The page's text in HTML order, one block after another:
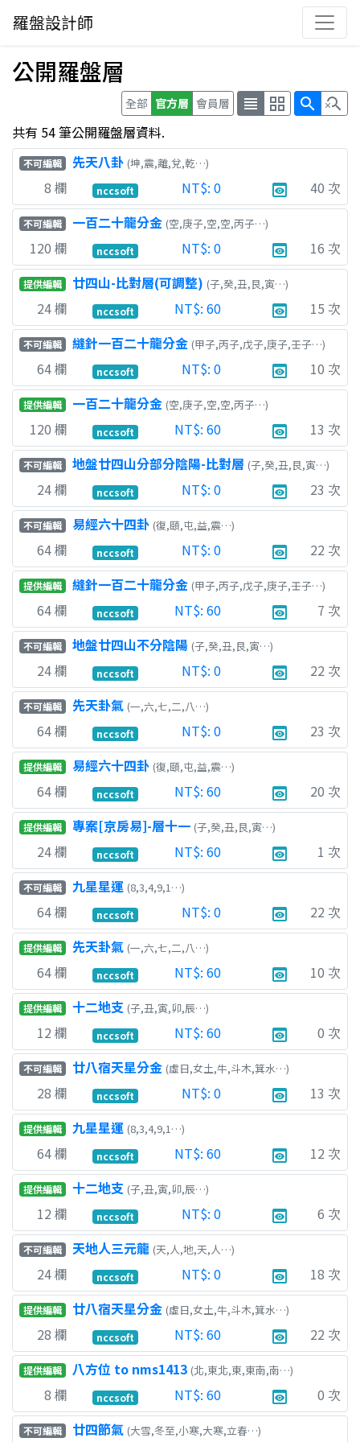
羅盤設計師
公開羅盤層
全部 官方層 會員層 view_headline grid_view search search_off
共有 54 筆公開羅盤層資料.
不可編輯 先天八卦 (坤,震,離,兌,乾…)
8 欄 nccsoft NT$: 0 preview 40 次
不可編輯 一百二十龍分金 (空,庚子,空,空,丙子…)
120 欄 nccsoft NT$: 0 preview 16 次
提供編輯 廿四山-比對層(可調整) (子,癸,丑,艮,寅…)
24欄 nccsoft NT$: 60 preview 15 次
不可編輯 縫針一百二十龍分金 (甲子,丙子,戊子,庚子,壬子…)
64欄 nccsoft NT$: 0 preview 10 次
提供編輯 一百二十龍分金 (空,庚子,空,空,丙子…)
120 欄 nccsoft NT$: 60 preview 13 次
不可編輯 地盤廿四山分部分陰陽-比對層 (子,癸,丑,艮,寅…)
24欄 nccsoft NT$: 0 preview 23 次
不可編輯 易經六十四卦 (復,頤,屯,益,震…)
64欄 nccsoft NT$: 0 preview 22 次
提供編輯 縫針一百二十龍分金 (甲子,丙子,戊子,庚子,壬子…)
64欄 nccsoft NT$: 60 preview 7 次
不可編輯 地盤廿四山不分陰陽 (子,癸,丑,艮,寅…)
24欄 nccsoft NT$: 0 preview 22 次
不可編輯 先天卦氣 (一,六,七,二,八…)
64欄 nccsoft NT$: 0 preview 23 次
提供編輯 易經六十四卦 (復,頤,屯,益,震…)
64欄 nccsoft NT$: 60 preview 20 次
提供編輯 專案[京房易]-層十一 (子,癸,丑,艮,寅…)
24欄 nccsoft NT$: 60 preview 1 次
不可編輯 九星星運 (8,3,4,9,1…)
64欄 nccsoft NT$: 0 preview 22 次
提供編輯 先天卦氣 (一,六,七,二,八…)
64欄 nccsoft NT$: 60 preview 10 次
提供編輯 十二地支 (子,丑,寅,卯,辰…)
12 欄 nccsoft NT$: 60 preview 0 次
不可編輯 廿八宿天星分金 (虛日,女土,牛,斗木,箕水…)
28 欄 nccsoft NT$: 0 preview 13 次
提供編輯 九星星運 (8,3,4,9,1…)
64欄 nccsoft NT$: 60 preview 12 次
提供編輯 十二地支 (子,丑,寅,卯,辰…)
12 欄 nccsoft NT$: 0 preview 6 次
不可編輯 天地人三元龍 (天,人,地,天,人…)
24欄 nccsoft NT$: 0 preview 18 次
提供編輯 廿八宿天星分金 (虛日,女土,牛,斗木,箕水…)
28 欄 nccsoft NT$: 60 preview 22 次
提供編輯 八方位 to nms1413 (北,東北,東,東南,南…)
8 欄 nccsoft NT$: 60 preview 0 次
不可編輯 廿四節氣 (大雪,冬至,小寒,大寒,立春…)